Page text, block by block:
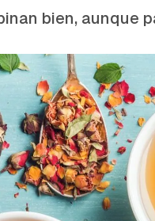
bien, aunque